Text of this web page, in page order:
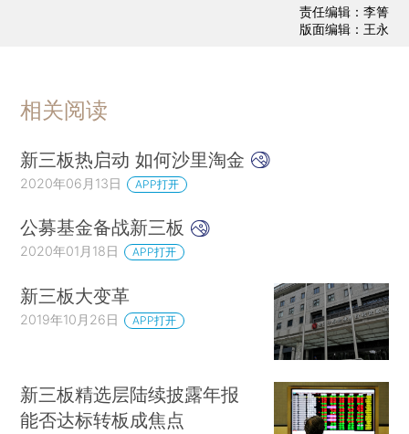
责任编辑：李箐
版面编辑：王永
相关阅读
新三板热启动 如何沙里淘金
2020年06月13日 APP打开
公募基金备战新三板
2020年01月18日 APP打开
新三板大变革
2019年10月26日 APP打开
新三板精选层陆续披露年报
能否达标转板成焦点